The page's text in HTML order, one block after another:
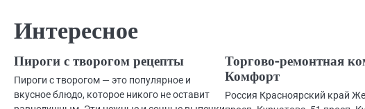
записям
Интересное
Пироги с творогом рецепты
Пироги с творогом — это популярное и
вкусное блюдо, которое никого не оставит
Торгово-ремонтная
Комфорт
Россия Красноярский край